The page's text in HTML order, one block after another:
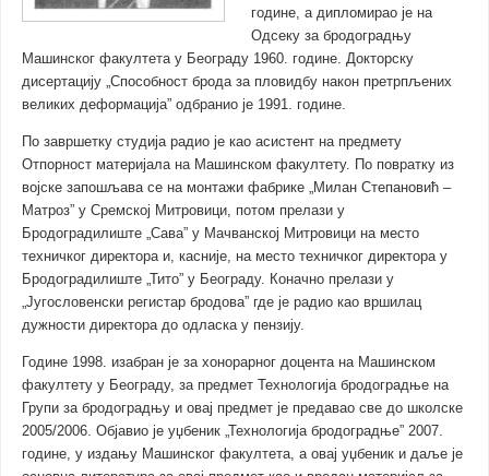
године, а дипломирао је на
Одсеку за бродоградњу
Машинског факултета у Београду 1960. године. Докторску
дисертацију „Способност брода за пловидбу након претрпљених
великих деформација” одбранио је 1991. године.
По завршетку студија радио је као асистент на предмету
Отпорност материјала на Машинском факултету. По повратку из
војске запошљава се на монтажи фабрике „Милан Степановић –
Матроз” у Сремској Митровици, потом прелази у
Бродоградилиште „Сава” у Мачванској Митровици на место
техничког директора и, касније, на место техничког директора у
Бродоградилиште „Тито” у Београду. Коначно прелази у
„Југословенски регистар бродова” где је радио као вршилац
дужности директора до одласка у пензију.
Године 1998. изабран је за хонорарног доцента на Машинском
факултету у Београду, за предмет Технологија бродоградње на
Групи за бродоградњу и овај предмет је предавао све до школске
2005/2006. Објавио је уџбеник „Технологија бродоградње” 2007.
године, у издању Машинског факултета, а овај уџбеник и даље је